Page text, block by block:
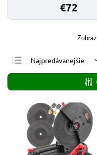
€72
Najpredávanejšie
Najlacnejšie
Najdrahšie
Abecedne